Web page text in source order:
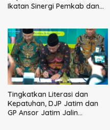
Ikatan Sinergi Pemkab dan
Tingkatkan Literasi dan
Kepatuhan, DJP Jatim dan
GP Ansor Jatim Jalin